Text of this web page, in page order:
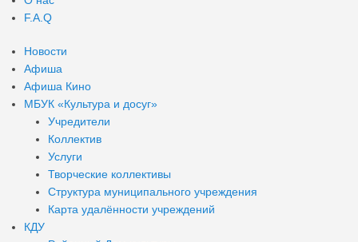
F.A.Q
Новости
Афиша
Афиша Кино
МБУК «Культура и досуг»
Учредители
Коллектив
Услуги
Творческие коллективы
Структура муниципального учреждения
Карта удалённости учреждений
КДУ